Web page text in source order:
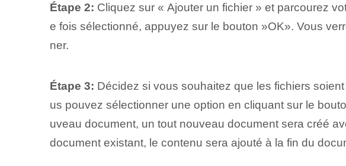
Étape 2: Cliquez sur « Ajouter un fichier »‌ et parcourez
e fois sélectionné, appuyez sur le bouton ⁣»OK».‍ Vous
ner.
Étape 3: Décidez si vous souhaitez que les fichiers
us pouvez sélectionner ⁢une option‌ en cliquant sur le
uveau document, un tout nouveau document sera créé
document existant, le contenu sera ajouté à la fin du